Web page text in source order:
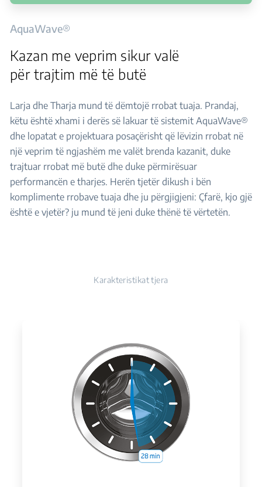
AquaWave®
Kazan me veprim sikur valë
për trajtim më të butë
Larja dhe Tharja mund të dëmtojë rrobat tuaja. Prandaj,
këtu është xhami i derës së lakuar të sistemit AquaWave®
dhe lopatat e projektuara posaçërisht që lëvizin rrobat në
një veprim të ngjashëm me valët brenda kazanit, duke
trajtuar rrobat më butë dhe duke përmirësuar
performancën e tharjes. Herën tjetër dikush i bën
komplimente rrobave tuaja dhe ju përgjigjeni: Çfarë, kjo gjë
është e vjetër? ju mund të jeni duke thënë të vërtetën.
Karakteristikat tjera